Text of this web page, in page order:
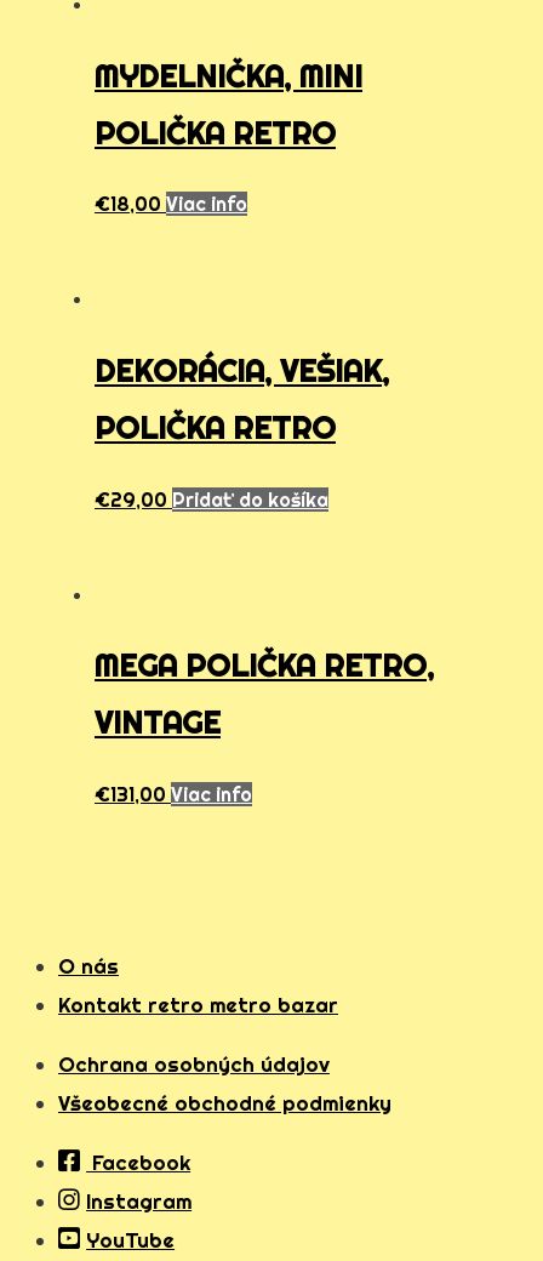
MYDELNIČKA, MINI
POLIČKA RETRO
€18,00 Viac info
DEKORÁCIA, VEŠIAK,
POLIČKA RETRO
€29,00 Pridať do košíka
MEGA POLIČKA RETRO,
VINTAGE
€131,00 Viac info
O nás
Kontakt retro metro bazar
Ochrana osobných údajov
Všeobecné obchodné podmienky
Facebook
Instagram
YouTube